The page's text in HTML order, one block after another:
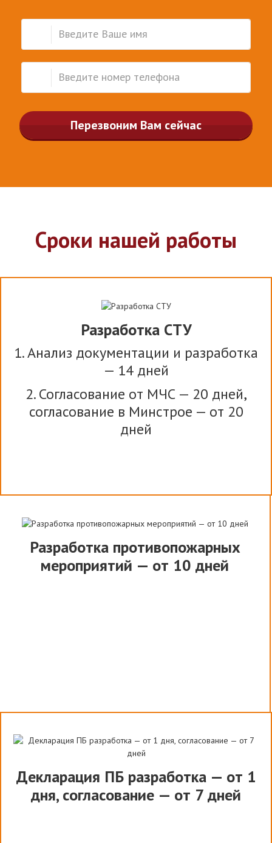
Перезвоним Вам сейчас
Сроки нашей работы
Разработка СТУ
1. Анализ документации и разработка
— 14 дней
2. Согласование от МЧС — 20 дней,
согласование в Минстрое — от 20
дней
Разработка противопожарных
мероприятий — от 10 дней
Декларация ПБ разработка — от 1
дня, согласование — от 7 дней